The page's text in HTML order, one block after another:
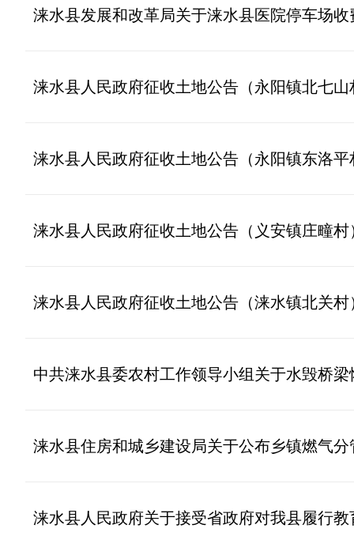
涞水县发展和改革局关于涞水县医院停车场
涞水县人民政府征收土地公告（永阳镇北七山
涞水县人民政府征收土地公告（永阳镇东洛平
涞水县人民政府征收土地公告（义安镇庄疃村
涞水县人民政府征收土地公告（涞水镇北关村
中共涞水县委农村工作领导小组关于水毁桥
涞水县住房和城乡建设局关于公布乡镇燃气
涞水县人民政府关于接受省政府对我县履行